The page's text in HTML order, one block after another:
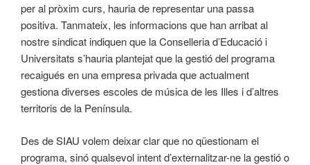
per al pròxim curs, hauria de representar una passa
positiva. Tanmateix, les informacions que han arribat al
nostre sindicat indiquen que la Conselleria d’Educació i
Universitats s’hauria plantejat que la gestió del programa
recaigués en una empresa privada que actualment
gestiona diverses escoles de música de les Illes i d’altres
territoris de la Península.
Des de SIAU volem deixar clar que no qüestionam el
programa, sinó qualsevol intent d’externalitzar-ne la gestió o